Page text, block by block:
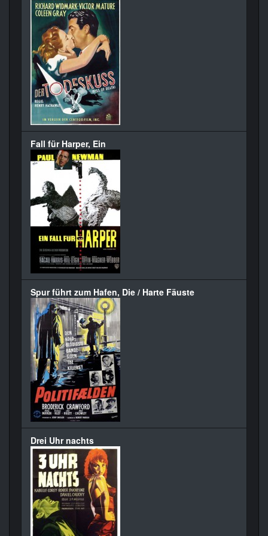
Fall für Harper, Ein
Spur führt zum Hafen, Die / Harte Fäuste
Drei Uhr nachts